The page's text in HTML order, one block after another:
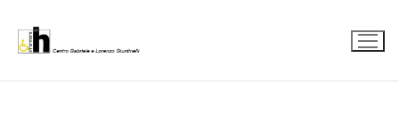
contenuto